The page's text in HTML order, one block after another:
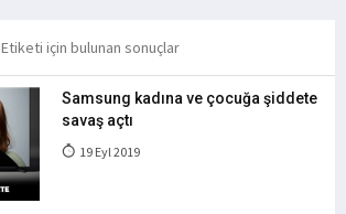
Etiketi için bulunan sonuçlar
Samsung kadına ve çocuğa şiddete
savaş açtı
19 Eyl 2019